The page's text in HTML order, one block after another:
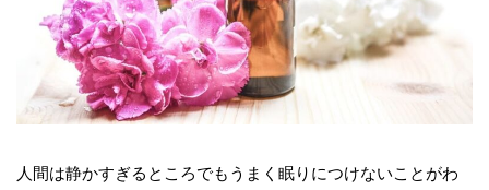
人間は静かすぎるところでもうまく眠りにつけないことがわ